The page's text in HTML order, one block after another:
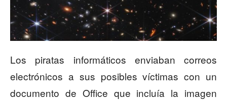
Los piratas informáticos enviaban correos
electrónicos a sus posibles víctimas con un
documento de Office que incluía la imagen